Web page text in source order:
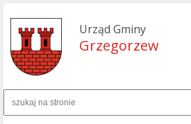
Urząd Gminy
Grzegorzew